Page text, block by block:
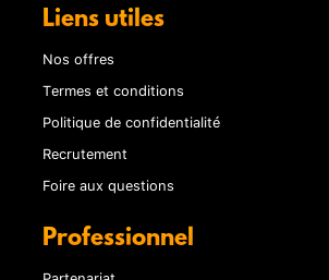
Liens utiles
Nos offres
Termes et conditions
Politique de confidentialité
Recrutement
Foire aux questions
Professionnel